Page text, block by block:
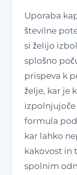
Uporaba
številne
si želijo
splošno
prispeva k
želje, kar je
formula
kar lahko
kakovost in
spolnim